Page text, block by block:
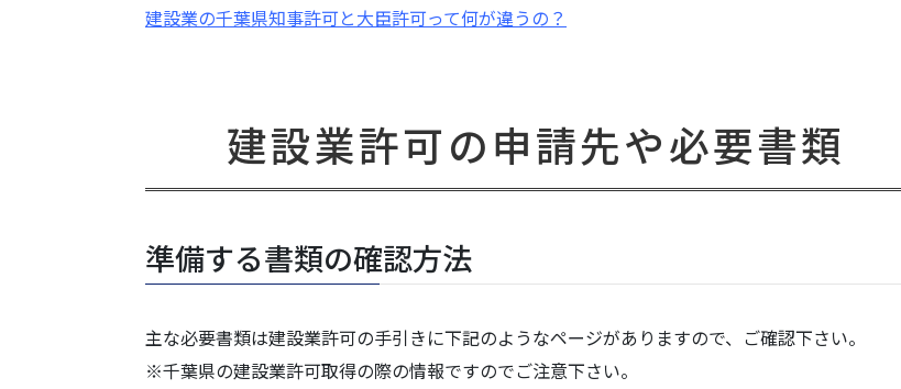
建設業の千葉県知事許可と大臣許可って何が違うの？
建設業許可の申請先や必要書類
準備する書類の確認方法
主な必要書類は建設業許可の手引きに下記のようなページがありますので、ご確認下さい。
※千葉県の建設業許可取得の際の情報ですのでご注意下さい。